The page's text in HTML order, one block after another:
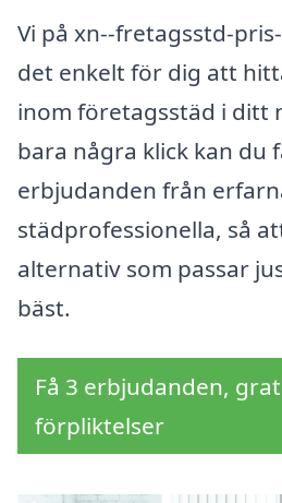
Vi på xn--fretagsstd-
det enkelt för dig att
inom företagsstäd i ditt
bara några klick kan du
erbjudanden från
städprofessionella, så
alternativ som passar
bäst.
Få 3 erbjudanden,
förpliktelser